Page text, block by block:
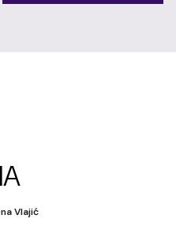
Vlajić